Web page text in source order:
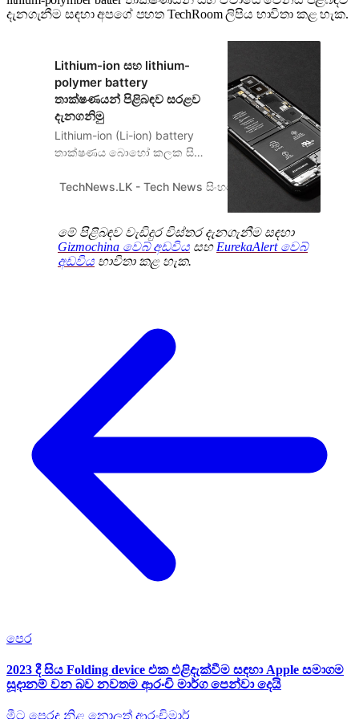
දැනගැනීම සඳහා අපගේ පහත TechRoom ලිපිය භාවිතා කළ හැක.
Lithium-ion සහ lithium-
polymer battery
තාක්ෂණයන් පිළිබඳව සරළව
දැනගනිමු
Lithium-ion (Li-ion) battery
තාක්ෂණය බොහෝ කලක සිටම
gadgets සඳහා භාවිතයට ගත්
බහුලව දැකගැනීමට හැකි බැටරි
තාක්ෂණය වන්නේ lithium-
polymer (Li-poly) battery
TechNews.LK - Tech News සිංහලෙන් Sanka
මේ පිළිබඳව වැඩිදුර විස්තර දැනගැනීම සඳහා
Gizmochina වෙබ් අඩවිය සහ EurekaAlert වෙබ්
අඩවිය භාවිතා කළ හැක.
පෙර
2023 දී සිය Folding device එක එළිදැක්වීම සඳහා Apple සමාගම
සූදානම් වන බව නවතම ආරංචි මාර්ග පෙන්වා දෙයි
මීට පෙරද නිළ නොලත් ආරංචිමාර්